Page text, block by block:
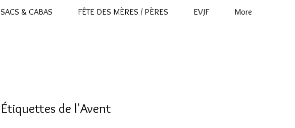
SACS & CABAS FÊTE DES MÈRES / PÈRES EVJF More
Étiquettes de l'Avent